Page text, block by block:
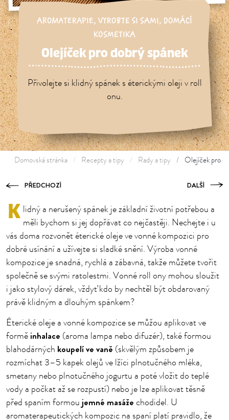
AROMATERAPIE, VYROBTE SI SAMI, DOMÁCÍ
KOSMETIKA
Olejíček pro dobrý spánek
Přivolejte si klidný spánek s éterickými oleji v roll
onu.
Domovská stránka Recepty a tipy Rady a tipy Olejíček pro
PŘEDCHOZÍ DALŠÍ
K lidný a nerušený spánek je základní životní potřebou a
měli bychom si jej dopřávat co nejčastěji. Nechejte i u
vás doma rozvonět éterické oleje ve vonné kompozici pro
dobré usínání a užívejte si sladké snění. Výroba vonné
kompozice je snadná, rychlá a zábavná, takže můžete tvořit
společně se svými ratolestmi. Vonné roll ony mohou sloužit
i jako stylový dárek, vždyť kdo by nechtěl být obdarovaný
právě klidným a dlouhým spánkem?
Éterické oleje a vonné kompozice se můžou aplikovat ve
formě inhalace (aroma lampa nebo difuzér), také formou
blahodárných koupelí ve vaně (skvělým způsobem je
rozmíchat 3–5 kapek olejů ve lžíci plnotučného mléka,
smetany nebo plnotučného jogurtu a poté vložit do teplé
vody a počkat až se rozpustí) nebo je lze aplikovat těsně
před spaním formou jemné masáže chodidel. U
aromaterapeutických kompozic na spaní platí pravidlo, že